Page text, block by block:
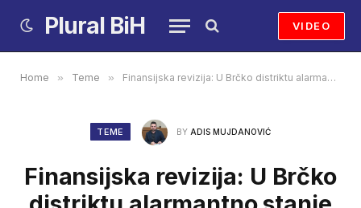
Plural BiH VIDEO
Home » Teme » Finansijska revizija: U Brčko distriktu alarmantno stanje
TEME BY ADIS MUJDANOVIĆ
Finansijska revizija: U Brčko